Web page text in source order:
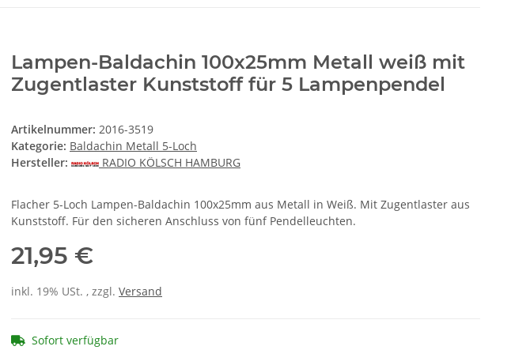
Lampen-Baldachin 100x25mm Metall weiß mit
Zugentlaster Kunststoff für 5 Lampenpendel
Artikelnummer: 2016-3519
Kategorie: Baldachin Metall 5-Loch
Hersteller:
RADIO KÖLSCH HAMBURG
Flacher 5-Loch Lampen-Baldachin 100x25mm aus Metall in Weiß. Mit Zugentlaster aus
Kunststoff. Für den sicheren Anschluss von fünf Pendelleuchten.
21,95 €
inkl. 19% USt. , zzgl. Versand
Sofort verfügbar